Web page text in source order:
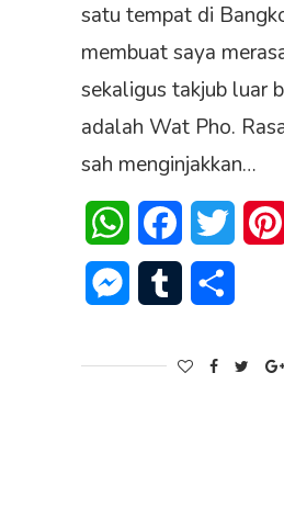
satu tempat di
membuat saya
sekaligus takjub luar
adalah Wat Pho.
sah menginjakkan…
WhatsAppFacebookTwitter
Messenger
Tumblr